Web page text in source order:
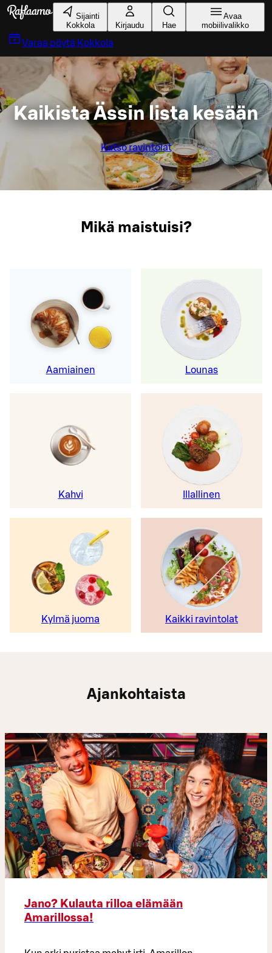
Siirry pääsisältöön
Sijainti
Kokkola
Kirjaudu Hae
Avaa
mobiilivalikko
Varaa pöytä Kokkola
Kaikista Ässin lista kesään
Katso ravintolat
Mikä maistuisi?
Aamiainen Lounas
Kahvi Illallinen
Kylmä juoma Kaikki ravintolat
Ajankohtaista
Jano? Kulauta rilloa elämään
Amarillossa!